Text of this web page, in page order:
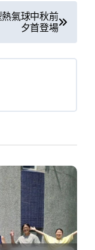
氣球中秋前
夕首登場